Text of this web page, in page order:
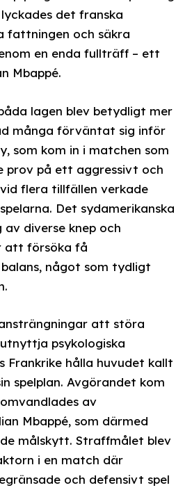
det franska
fattningen och säkra
en enda fullträff – ett
Mbappé.
lagen blev betydligt mer
många förväntat sig inför
som kom in i matchen som
prov på ett aggressivt och
flera tillfällen verkade
Det sydamerikanska
diverse knep och
att försöka få
något som tydligt
att störa
psykologiska
Frankrike hålla huvudet kallt
spelplan. Avgörandet kom
av
Mbappé, som därmed
målskytt. Straffmålet blev
i en match där
och defensivt spel